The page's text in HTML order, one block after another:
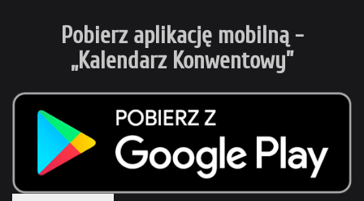
Pobierz aplikację mobilną -
„Kalendarz Konwentowy”